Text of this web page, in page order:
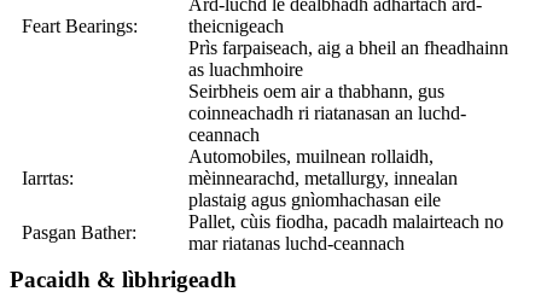
Feart Bearings:
Àrd-luchd le dealbhadh adhartach àrd-
theicnigeach
Prìs farpaiseach, aig a bheil an fheadhainn
as luachmhoire
Seirbheis oem air a thabhann, gus
coinneachadh ri riatanasan an luchd-
ceannach
Iarrtas:
Automobiles, muilnean rollaidh,
mèinnearachd, metallurgy, innealan
plastaig agus gnìomhachasan eile
Pasgan Bather:
Pallet, cùis fiodha, pacadh malairteach no
mar riatanas luchd-ceannach
Pacaidh & lìbhrigeadh